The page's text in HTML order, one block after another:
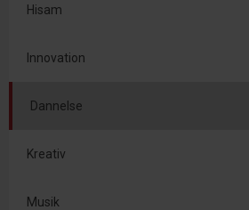
Hisam
Innovation
Dannelse
Kreativ
Musik